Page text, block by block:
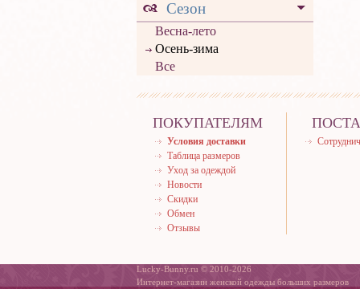
Сезон
Весна-лето
Осень-зима
Все
ПОКУПАТЕЛЯМ
Условия доставки
Таблица размеров
Уход за одеждой
Новости
Скидки
Обмен
Отзывы
Lucky-Bunny.ru © 2010-2026
Интернет-магазин женской одежды больших размеров